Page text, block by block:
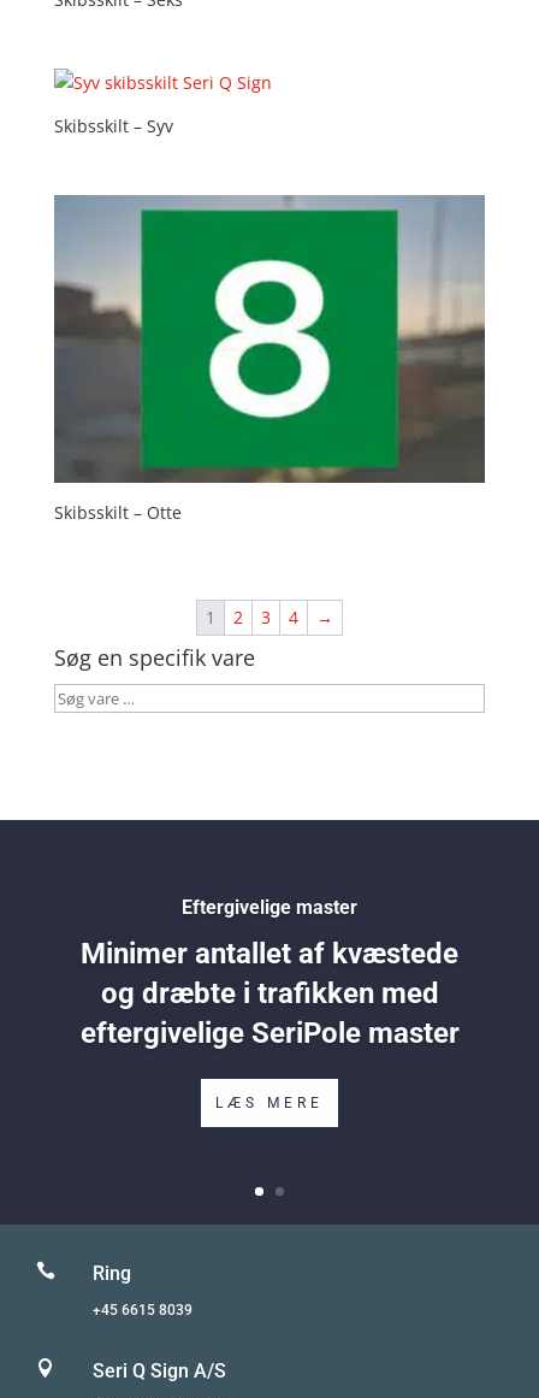
Skibsskilt – Syv
Skibsskilt – Otte
1 2 3 4 →
Søg en specifik vare
Søg
Eftergivelige master
Minimer antallet af kvæstede
og dræbte i trafikken med
eftergivelige SeriPole master
LÆS MERE
 Ring
+45 6615 8039
 Seri Q Sign A/S